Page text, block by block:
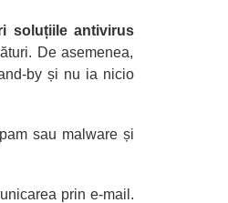
soluțiile antivirus
De asemenea,
by și nu ia nicio
sau malware și
prin e-mail.